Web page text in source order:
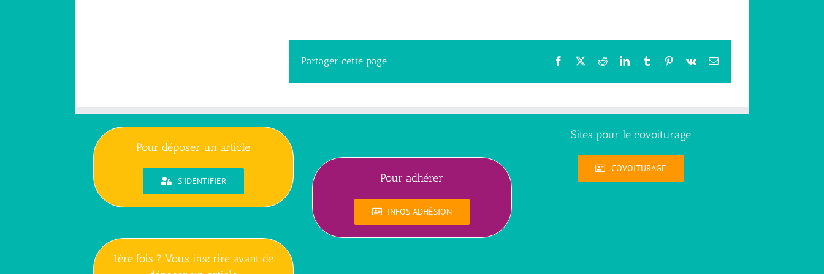
Partager cette page Facebook RedditLinkedInTumblr Pinterest
Vk Email
Pour déposer un article
S'IDENTIFIER
1ère fois ? Vous inscrire avant de
Pour adhérer
INFOS ADHÉSION
Sites pour le covoiturage
COVOITURAGE